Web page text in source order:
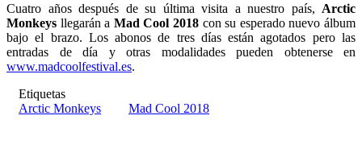
Cuatro años después de su última visita a nuestro país, Arctic
Monkeys llegarán a Mad Cool 2018 con su esperado nuevo álbum
bajo el brazo. Los abonos de tres días están agotados pero las
entradas de día y otras modalidades pueden obtenerse en
www.madcoolfestival.es.
Etiquetas
Arctic Monkeys
Mad Cool 2018